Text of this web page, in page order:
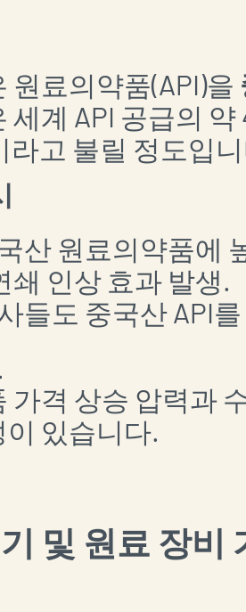
원료의약품(API)을
세계 API 공급의
라고 불릴 정도입
산 원료의약품에
쇄 인상 효과 발생.
들도 중국산 API
가격 상승 압력과
있습니다.
및 원료 장비